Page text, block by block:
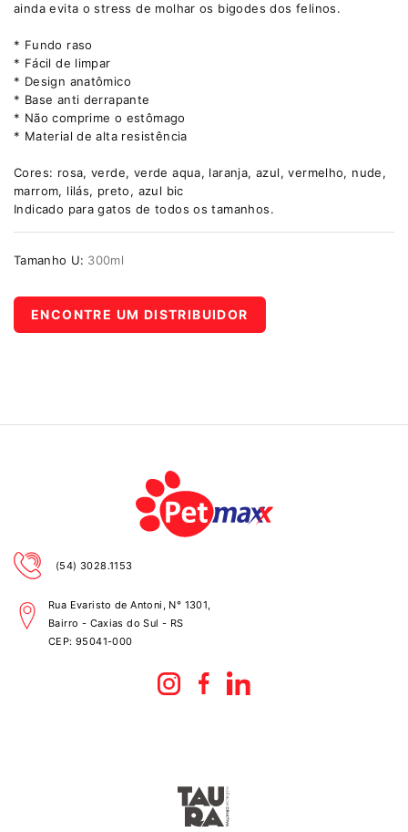
ainda evita o stress de molhar os bigodes dos felinos.
* Fundo raso
* Fácil de limpar
* Design anatômico
* Base anti derrapante
* Não comprime o estômago
* Material de alta resistência
Cores: rosa, verde, verde aqua, laranja, azul, vermelho, nude,
marrom, lilás, preto, azul bic
Indicado para gatos de todos os tamanhos.
Tamanho U: 300ml
ENCONTRE UM DISTRIBUIDOR
(54) 3028.1153
Rua Evaristo de Antoni, N° 1301,
Bairro - Caxias do Sul - RS
CEP: 95041-000